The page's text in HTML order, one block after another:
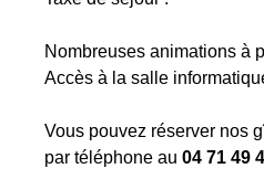
Nombreuses animations à
Accès à la salle
Vous pouvez réserver nos
par téléphone au 04 71 49